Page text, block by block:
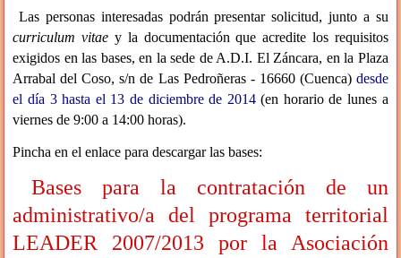
Las personas interesadas podrán presentar solicitud, junto a su
curriculum vitae y la documentación que acredite los requisitos
exigidos en las bases, en la sede de A.D.I. El Záncara, en la Plaza
Arrabal del Coso, s/n de Las Pedroñeras - 16660 (Cuenca) desde
el día 3 hasta el 13 de diciembre de 2014(en horario de lunes a
viernes de 9:00 a 14:00 horas).
Pincha en el enlace para descargar las bases:
Bases para la contratación de un
administrativo/a del programa territorial
LEADER 2007/2013 por la Asociación